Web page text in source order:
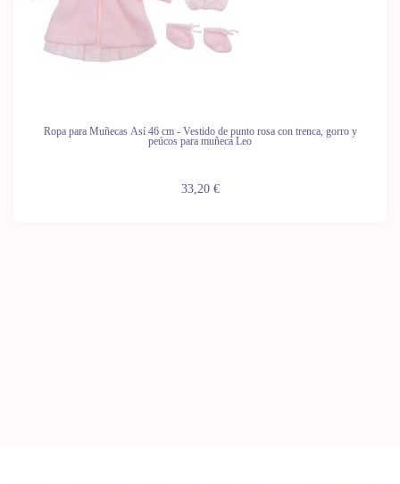
Ropa para Muñecas Así 46 cm - Vestido de punto rosa con trenca, gorro y
peúcos para muñeca Leo
33,20 €